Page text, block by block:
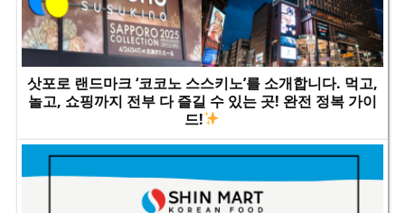
삿포로 랜드마크 ‘코코노 스스키노’를 소개합니다. 먹고,
놀고, 쇼핑까지 전부 다 즐길 수 있는 곳! 완전 정복 가이
드!